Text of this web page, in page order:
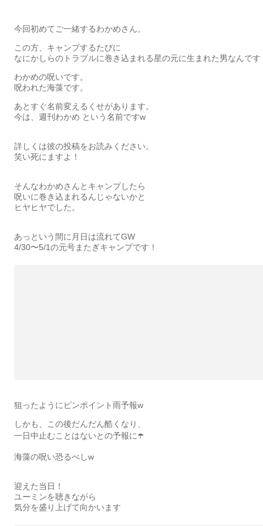
今回初めてご一緒するわかめさん。
この方、キャンプするたびに
なにかしらのトラブルに巻き込まれる星の元に生まれた男なんです
わかめの呪いです。
呪われた海藻です。
あとすぐ名前変えるくせがあります。
今は、週刊わかめ という名前ですw
詳しくは彼の投稿をお読みください。
笑い死にますよ！
そんなわかめさんとキャンプしたら
呪いに巻き込まれるんじゃないかと
ヒヤヒヤでした。
あっという間に月日は流れてGW
4/30〜5/1の元号またぎキャンプです！
狙ったようにピンポイント雨予報w
しかも、この後だんだん酷くなり、
一日中止むことはないとの予報に☂️
海藻の呪い恐るべしw
迎えた当日！
ユーミンを聴きながら
気分を盛り上げて向かいます